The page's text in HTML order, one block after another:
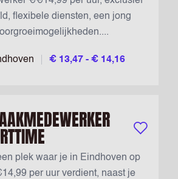
€ 13,47 - € 14,16
flexibele diensten, een jong
Bewaar
plek waar je in Eindhoven op
per uur verdient, naast je